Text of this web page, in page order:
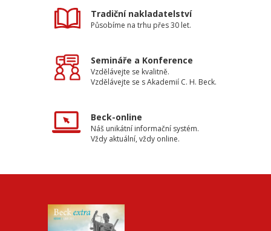
Tradiční nakladatelství
Působíme na trhu přes 30 let.
Semináře a Konference
Vzdělávejte se kvalitně.
Vzdělávejte se s Akademií C. H. Beck.
Beck-online
Náš unikátní informační systém.
Vždy aktuální, vždy online.